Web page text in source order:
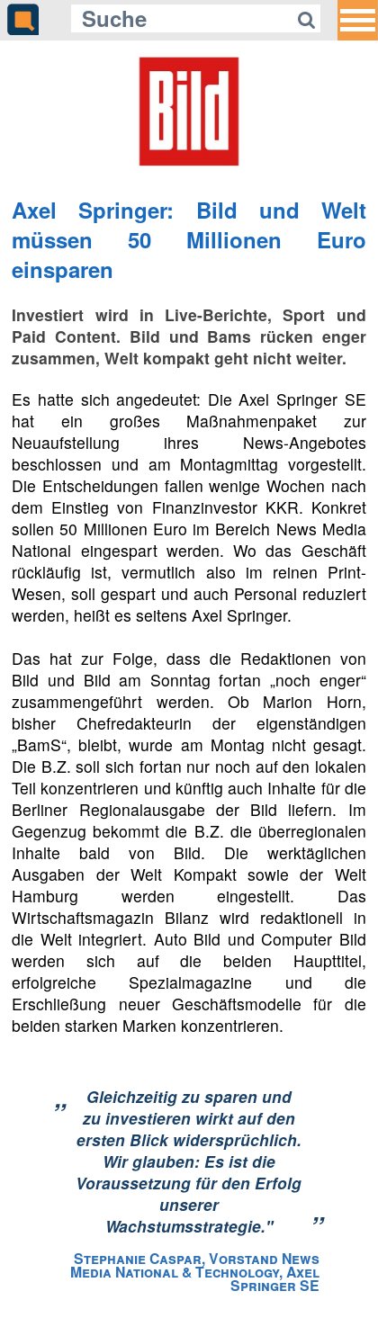
Axel Springer: Bild und Welt
müssen 50 Millionen Euro
einsparen
Investiert wird in Live-Berichte, Sport und
Paid Content. Bild und Bams rücken enger
zusammen, Welt kompakt geht nicht weiter.
Es hatte sich angedeutet: Die Axel Springer SE
hat ein großes Maßnahmenpaket zur
Neuaufstellung ihres News-Angebotes
beschlossen und am Montagmittag vorgestellt.
Die Entscheidungen fallen wenige Wochen nach
dem Einstieg von Finanzinvestor KKR. Konkret
sollen 50 Millionen Euro im Bereich News Media
National eingespart werden. Wo das Geschäft
rückläufig ist, vermutlich also im reinen Print-
Wesen, soll gespart und auch Personal reduziert
werden, heißt es seitens Axel Springer.
Das hat zur Folge, dass die Redaktionen von
Bild und Bild am Sonntag fortan „noch enger“
zusammengeführt werden. Ob Marion Horn,
bisher Chefredakteurin der eigenständigen
„BamS“, bleibt, wurde am Montag nicht gesagt.
Die B.Z. soll sich fortan nur noch auf den lokalen
Teil konzentrieren und künftig auch Inhalte für die
Berliner Regionalausgabe der Bild liefern. Im
Gegenzug bekommt die B.Z. die überregionalen
Inhalte bald von Bild. Die werktäglichen
Ausgaben der Welt Kompakt sowie der Welt
Hamburg werden eingestellt. Das
Wirtschaftsmagazin Bilanz wird redaktionell in
die Welt integriert. Auto Bild und Computer Bild
werden sich auf die beiden Haupttitel,
erfolgreiche Spezialmagazine und die
Erschließung neuer Geschäftsmodelle für die
beiden starken Marken konzentrieren.
„
Gleichzeitig zu sparen und
zu investieren wirkt auf den
ersten Blick widersprüchlich.
Wir glauben: Es ist die
Voraussetzung für den Erfolg
unserer
Wachstumsstrategie."
”
Stephanie Caspar, Vorstand News
Media National & Technology, Axel
Springer SE